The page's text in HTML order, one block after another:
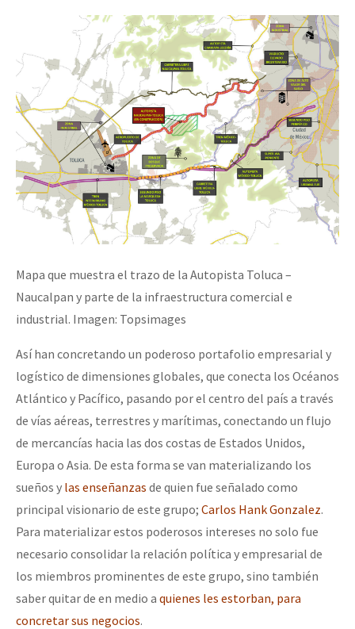
Mapa que muestra el trazo de la Autopista Toluca –
Naucalpan y parte de la infraestructura comercial e
industrial. Imagen: Topsimages
Así han concretando un poderoso portafolio empresarial y
logístico de dimensiones globales, que conecta los Océanos
Atlántico y Pacífico, pasando por el centro del país a través
de vías aéreas, terrestres y marítimas, conectando un flujo
de mercancías hacia las dos costas de Estados Unidos,
Europa o Asia. De esta forma se van materializando los
sueños y las enseñanzas de quien fue señalado como
principal visionario de este grupo; Carlos Hank Gonzalez.
Para materializar estos poderosos intereses no solo fue
necesario consolidar la relación política y empresarial de
los miembros prominentes de este grupo, sino también
saber quitar de en medio a quienes les estorban, para
concretar sus negocios.